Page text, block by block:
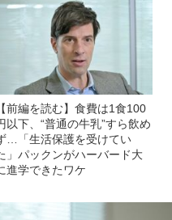
【前編を読む】食費は1食100
以下、“普通の牛乳”すら飲め
…「生活保護を受けてい
」パックンがハーバード大
進学できたワケ